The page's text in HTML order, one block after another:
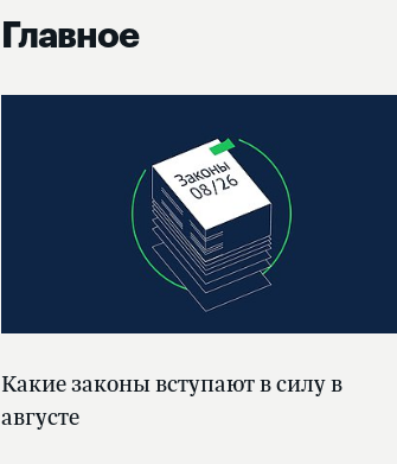
Главное
Какие законы вступают в силу в
августе